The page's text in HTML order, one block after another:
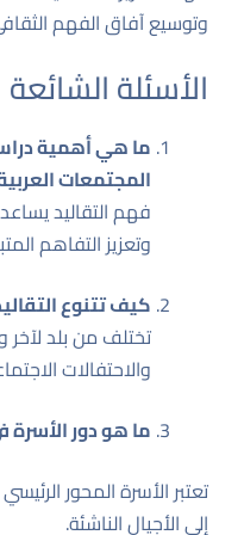
وتوسيع آفاق الفهم
الأسئلة الشائعة
ما هي أهمية
المجتمعات
فهم التقاليد
وتعزيز التفاهم
كيف تتنوع
تختلف من بلد
والاحتفالات
ما هو دور الأسرة
تعتبر الأسرة المحور
إلى الأجيال الناشئة.